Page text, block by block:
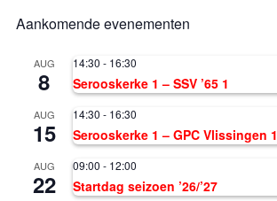
Aankomende evenementen
AUG
8
14:30 - 16:30
Serooskerke 1 – SSV ’65 1
AUG
15
14:30 - 16:30
Serooskerke 1 – GPC Vlissingen 1
AUG
22
09:00 - 12:00
Startdag seizoen ’26/’27